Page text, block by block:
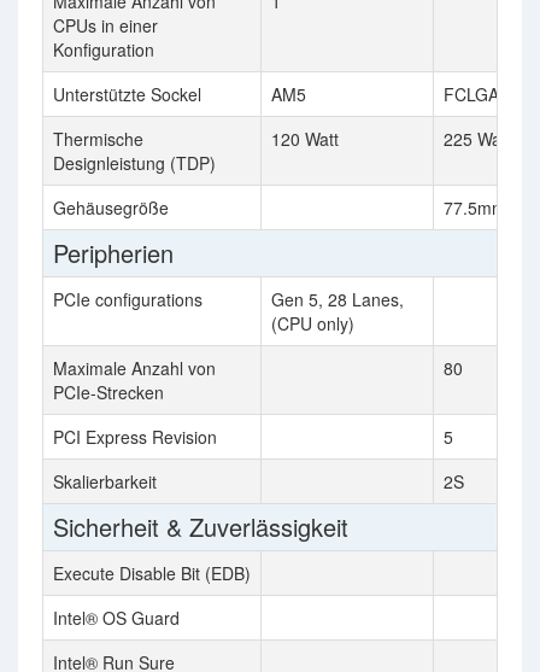
CPUs in einer
Konfiguration
Unterstützte Sockel AM5
FCLGA4677
Thermische
Designleistung (TDP)
120 Watt 225 Watt
Gehäusegröße 77.5mm x
Peripherien
PCIe configurations
Gen 5, 28 Lanes,
(CPU only)
Maximale Anzahl von
PCIe-Strecken
80
PCI Express Revision
5
Skalierbarkeit
2S
Sicherheit & Zuverlässigkeit
Execute Disable Bit (EDB)
Intel® OS Guard
Intel® Run Sure